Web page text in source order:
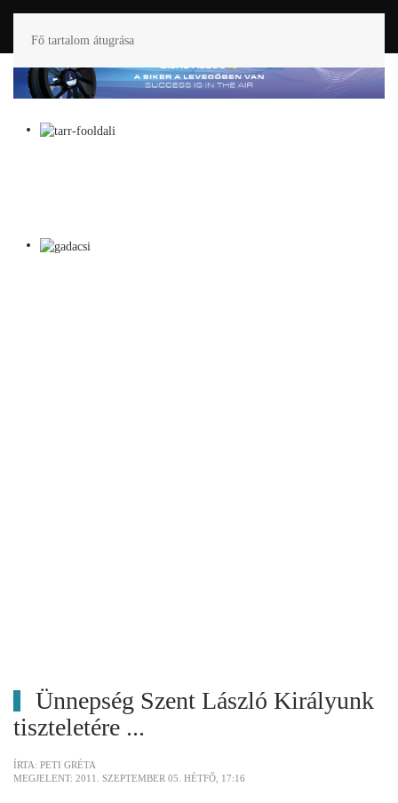
Fő tartalom átugrása
Ünnepség Szent László Királyunk
tiszteletére ...
ÍRTA: PETI GRÉTA
MEGJELENT: 2011. SZEPTEMBER 05. HÉTFŐ, 17:16